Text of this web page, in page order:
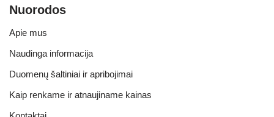
Nuorodos
Apie mus
Naudinga informacija
Duomenų šaltiniai ir apribojimai
Kaip renkame ir atnaujiname kainas